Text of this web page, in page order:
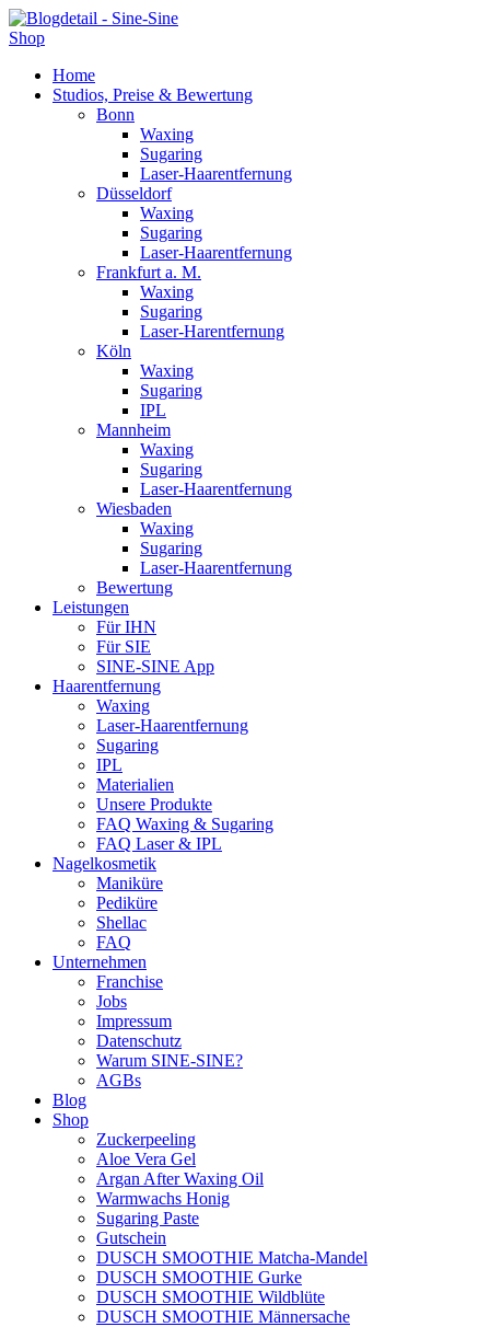
Shop
Home
Studios, Preise & Bewertung
Bonn
Waxing
Sugaring
Laser-Haarentfernung
Düsseldorf
Waxing
Sugaring
Laser-Haarentfernung
Frankfurt a. M.
Waxing
Sugaring
Laser-Harentfernung
Köln
Waxing
Sugaring
IPL
Mannheim
Waxing
Sugaring
Laser-Haarentfernung
Wiesbaden
Waxing
Sugaring
Laser-Haarentfernung
Bewertung
Leistungen
Für IHN
Für SIE
SINE-SINE App
Haarentfernung
Waxing
Laser-Haarentfernung
Sugaring
IPL
Materialien
Unsere Produkte
FAQ Waxing & Sugaring
FAQ Laser & IPL
Nagelkosmetik
Maniküre
Pediküre
Shellac
FAQ
Unternehmen
Franchise
Jobs
Impressum
Datenschutz
Warum SINE-SINE?
AGBs
Blog
Shop
Zuckerpeeling
Aloe Vera Gel
Argan After Waxing Oil
Warmwachs Honig
Sugaring Paste
Gutschein
DUSCH SMOOTHIE Matcha-Mandel
DUSCH SMOOTHIE Gurke
DUSCH SMOOTHIE Wildblüte
DUSCH SMOOTHIE Männersache